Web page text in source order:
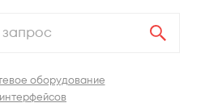
оборудование